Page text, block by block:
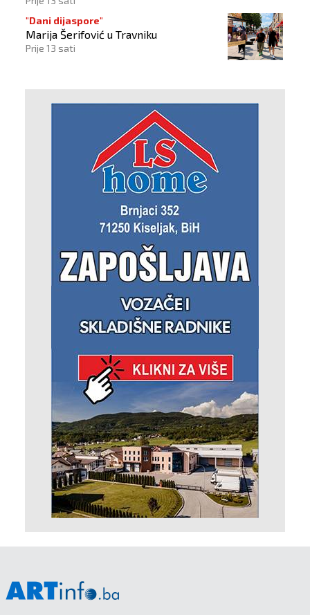
"Dani dijaspore"
Marija Šerifović u Travniku
Prije 13 sati